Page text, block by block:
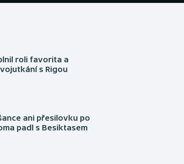
roli favorita a
s Rigou
ani přesilovku po
padl s Besiktasem